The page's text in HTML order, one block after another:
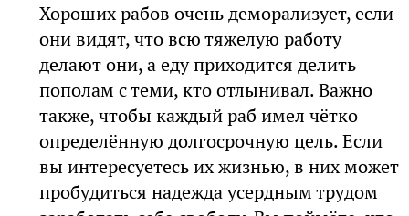
Хороших рабов очень деморализует, если
они видят, что всю тяжелую работу
делают они, а еду приходится делить
пополам с теми, кто отлынивал. Важно
также, чтобы каждый раб имел чётко
определённую долгосрочную цель. Если
вы интересуетесь их жизнью, в них может
пробудиться надежда усердным трудом